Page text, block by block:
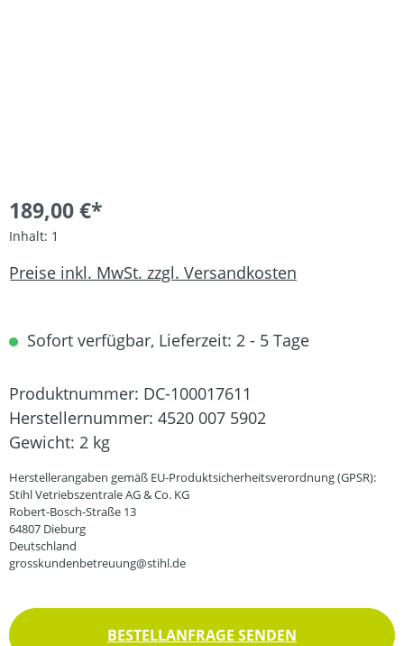
189,00 €*
Inhalt: 1
Preise inkl. MwSt. zzgl. Versandkosten
Sofort verfügbar, Lieferzeit: 2 - 5 Tage
Produktnummer: DC-100017611
Herstellernummer: 4520 007 5902
Gewicht: 2 kg
Herstellerangaben gemäß EU-Produktsicherheitsverordnung (GPSR):
Stihl Vetriebszentrale AG & Co. KG
Robert-Bosch-Straße 13
64807 Dieburg
Deutschland
grosskundenbetreuung@stihl.de
BESTELLANFRAGE SENDEN